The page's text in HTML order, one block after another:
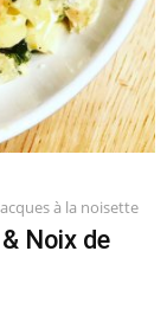
à la noisette
Noix de